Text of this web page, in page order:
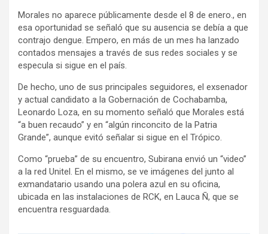
Morales no aparece públicamente desde el 8 de enero., en
esa oportunidad se señaló que su ausencia se debía a que
contrajo dengue. Empero, en más de un mes ha lanzado
contados mensajes a través de sus redes sociales y se
especula si sigue en el país.
De hecho, uno de sus principales seguidores, el exsenador
y actual candidato a la Gobernación de Cochabamba,
Leonardo Loza, en su momento señaló que Morales está
“a buen recaudo” y en “algún rinconcito de la Patria
Grande”, aunque evitó señalar si sigue en el Trópico.
Como “prueba” de su encuentro, Subirana envió un “video”
a la red Unitel. En el mismo, se ve imágenes del junto al
exmandatario usando una polera azul en su oficina,
ubicada en las instalaciones de RCK, en Lauca Ñ, que se
encuentra resguardada.